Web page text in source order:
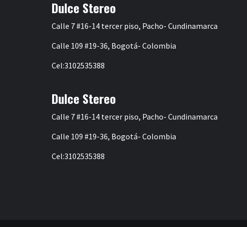
Dulce Stereo
Calle 7 #16-14 tercer piso, Pacho- Cundinamarca
Calle 109 #19-36, Bogotá- Colombia
Cel:3102535388
Dulce Stereo
Calle 7 #16-14 tercer piso, Pacho- Cundinamarca
Calle 109 #19-36, Bogotá- Colombia
Cel:3102535388